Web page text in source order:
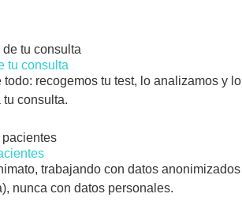
tu consulta
todo: recogemos tu test, lo analizamos y lo
consulta.
trabajando con datos anonimizados
nunca con datos personales.